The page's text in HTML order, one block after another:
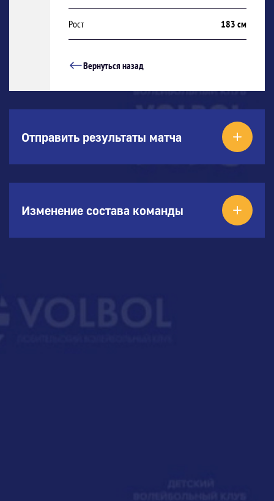
Рост 183 см
Вернуться назад
Отправить результаты матча
Изменение состава команды